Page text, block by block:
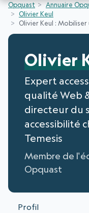
Opquast Annuaire
Olivier Keul
Olivier Keul :
Olivier
Expert
qualité Web
directeur du
accessibilité
Temesis
Membre de
Opquast
Profil